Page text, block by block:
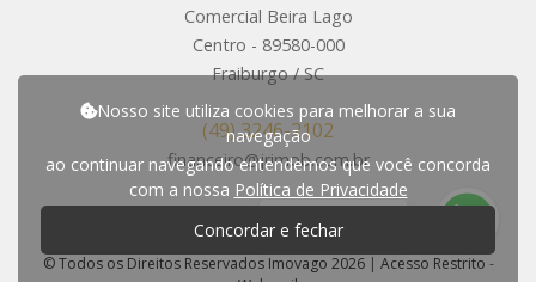
Nosso site utiliza cookies para melhorar a sua
navegação
ao continuar navegando entendemos que você concorda
com a nossa Política de Privacidade
Concordar e fechar
Comercial Beira Lago
Centro - 89580-000
Fraiburgo / SC
(49) 3246-2102
financeiro@jrimob.com.br
© Todos os Direitos Reservados Imovago 2026| Acesso Restrito -
ci a